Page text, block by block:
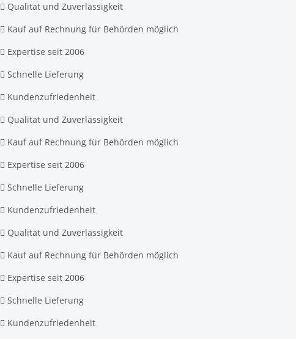
Qualität und Zuverlässigkeit
Kauf auf Rechnung für Behörden möglich
Expertise seit 2006
Schnelle Lieferung
Kundenzufriedenheit
Qualität und Zuverlässigkeit
Kauf auf Rechnung für Behörden möglich
Expertise seit 2006
Schnelle Lieferung
Kundenzufriedenheit
Qualität und Zuverlässigkeit
Kauf auf Rechnung für Behörden möglich
Expertise seit 2006
Schnelle Lieferung
Kundenzufriedenheit